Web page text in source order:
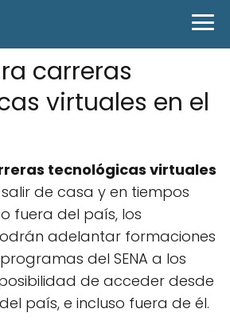
carreras
virtuales en el
tecnológicas virtuales
salir de casa y en tiempos
fuera del país, los
adelantar formaciones
del SENA a los
de acceder desde
país, e incluso fuera de él.